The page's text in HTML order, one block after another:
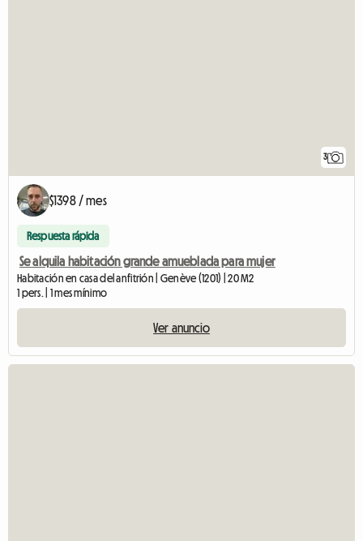
3
$1398 / mes
Respuesta rápida
Se alquila habitación grande amueblada para mujer
Habitación en casa del anfitrión | Genève (1201) | 20 M2
1 pers. | 1 mes mínimo
Ver anuncio